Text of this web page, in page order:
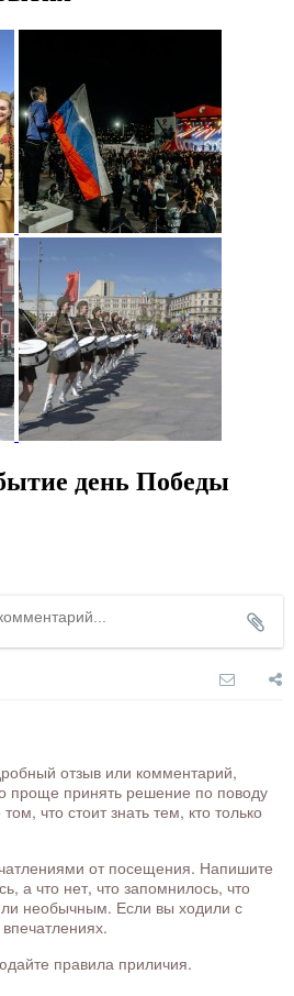
день Победы
отзыв или комментарий,
проще принять решение по поводу
что стоит знать тем, кто только
от посещения. Напишите
а что нет, что запомнилось, что
необычным. Если вы ходили с
правила приличия.